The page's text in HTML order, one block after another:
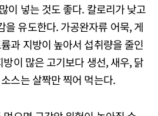
이 넣는 것도 좋다. 칼로리가 낮고
을 유도한다. 가공완자류 어묵, 게
과 지방이 높아서 섭취량을 줄인
이 많은 고기보다 생선, 새우, 닭
스는 살짝만 찍어 먹는다.